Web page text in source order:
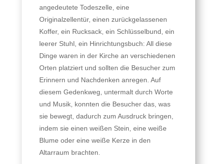
angedeutete Todeszelle, eine
Originalzellentür, einen zurückgelassenen
Koffer, ein Rucksack, ein Schlüsselbund, ein
leerer Stuhl, ein Hinrichtungsbuch: All diese
Dinge waren in der Kirche an verschiedenen
Orten platziert und sollten die Besucher zum
Erinnern und Nachdenken anregen. Auf
diesem Gedenkweg, untermalt durch Worte
und Musik, konnten die Besucher das, was
sie bewegt, dadurch zum Ausdruck bringen,
indem sie einen weißen Stein, eine weiße
Blume oder eine weiße Kerze in den
Altarraum brachten.